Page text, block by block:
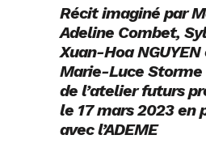
Récit imaginé par
Adeline Combet,
Xuan-Hoa
Marie-Luce Storme
de l’atelier futurs
le 17 mars 2023 en
avec l’ADEME